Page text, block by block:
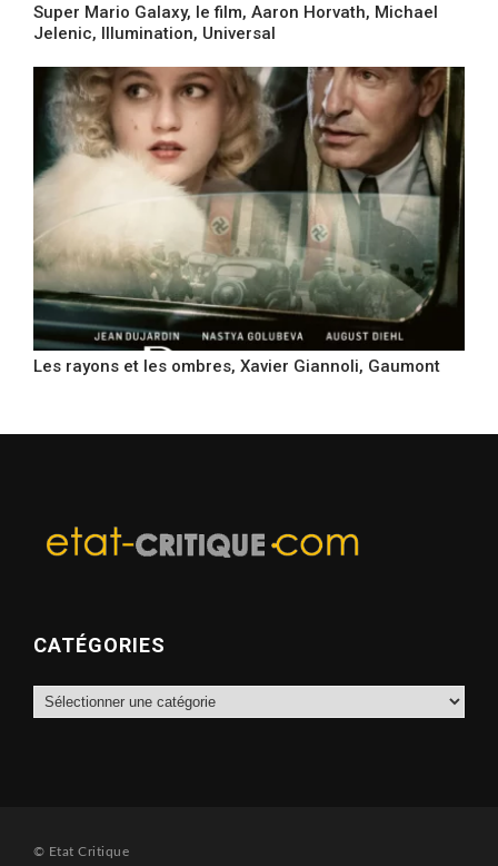
Super Mario Galaxy, le film, Aaron Horvath, Michael
Jelenic, Illumination, Universal
Les rayons et les ombres, Xavier Giannoli, Gaumont
CATÉGORIES
Catégories
© Etat Critique